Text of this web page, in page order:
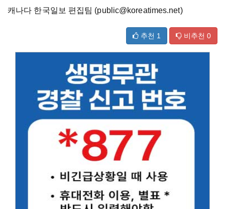
캐나다 한국일보 편집팀 (public@koreatimes.net)
추천 1 비추천 0